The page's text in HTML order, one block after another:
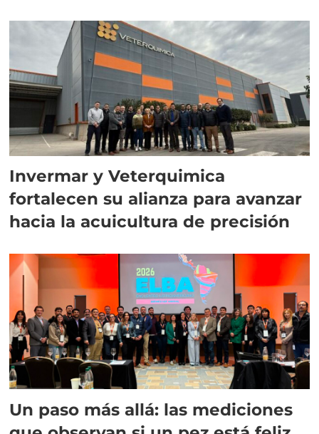
Invermar y Veterquimica
fortalecen su alianza para avanzar
hacia la acuicultura de precisión
Un paso más allá: las mediciones